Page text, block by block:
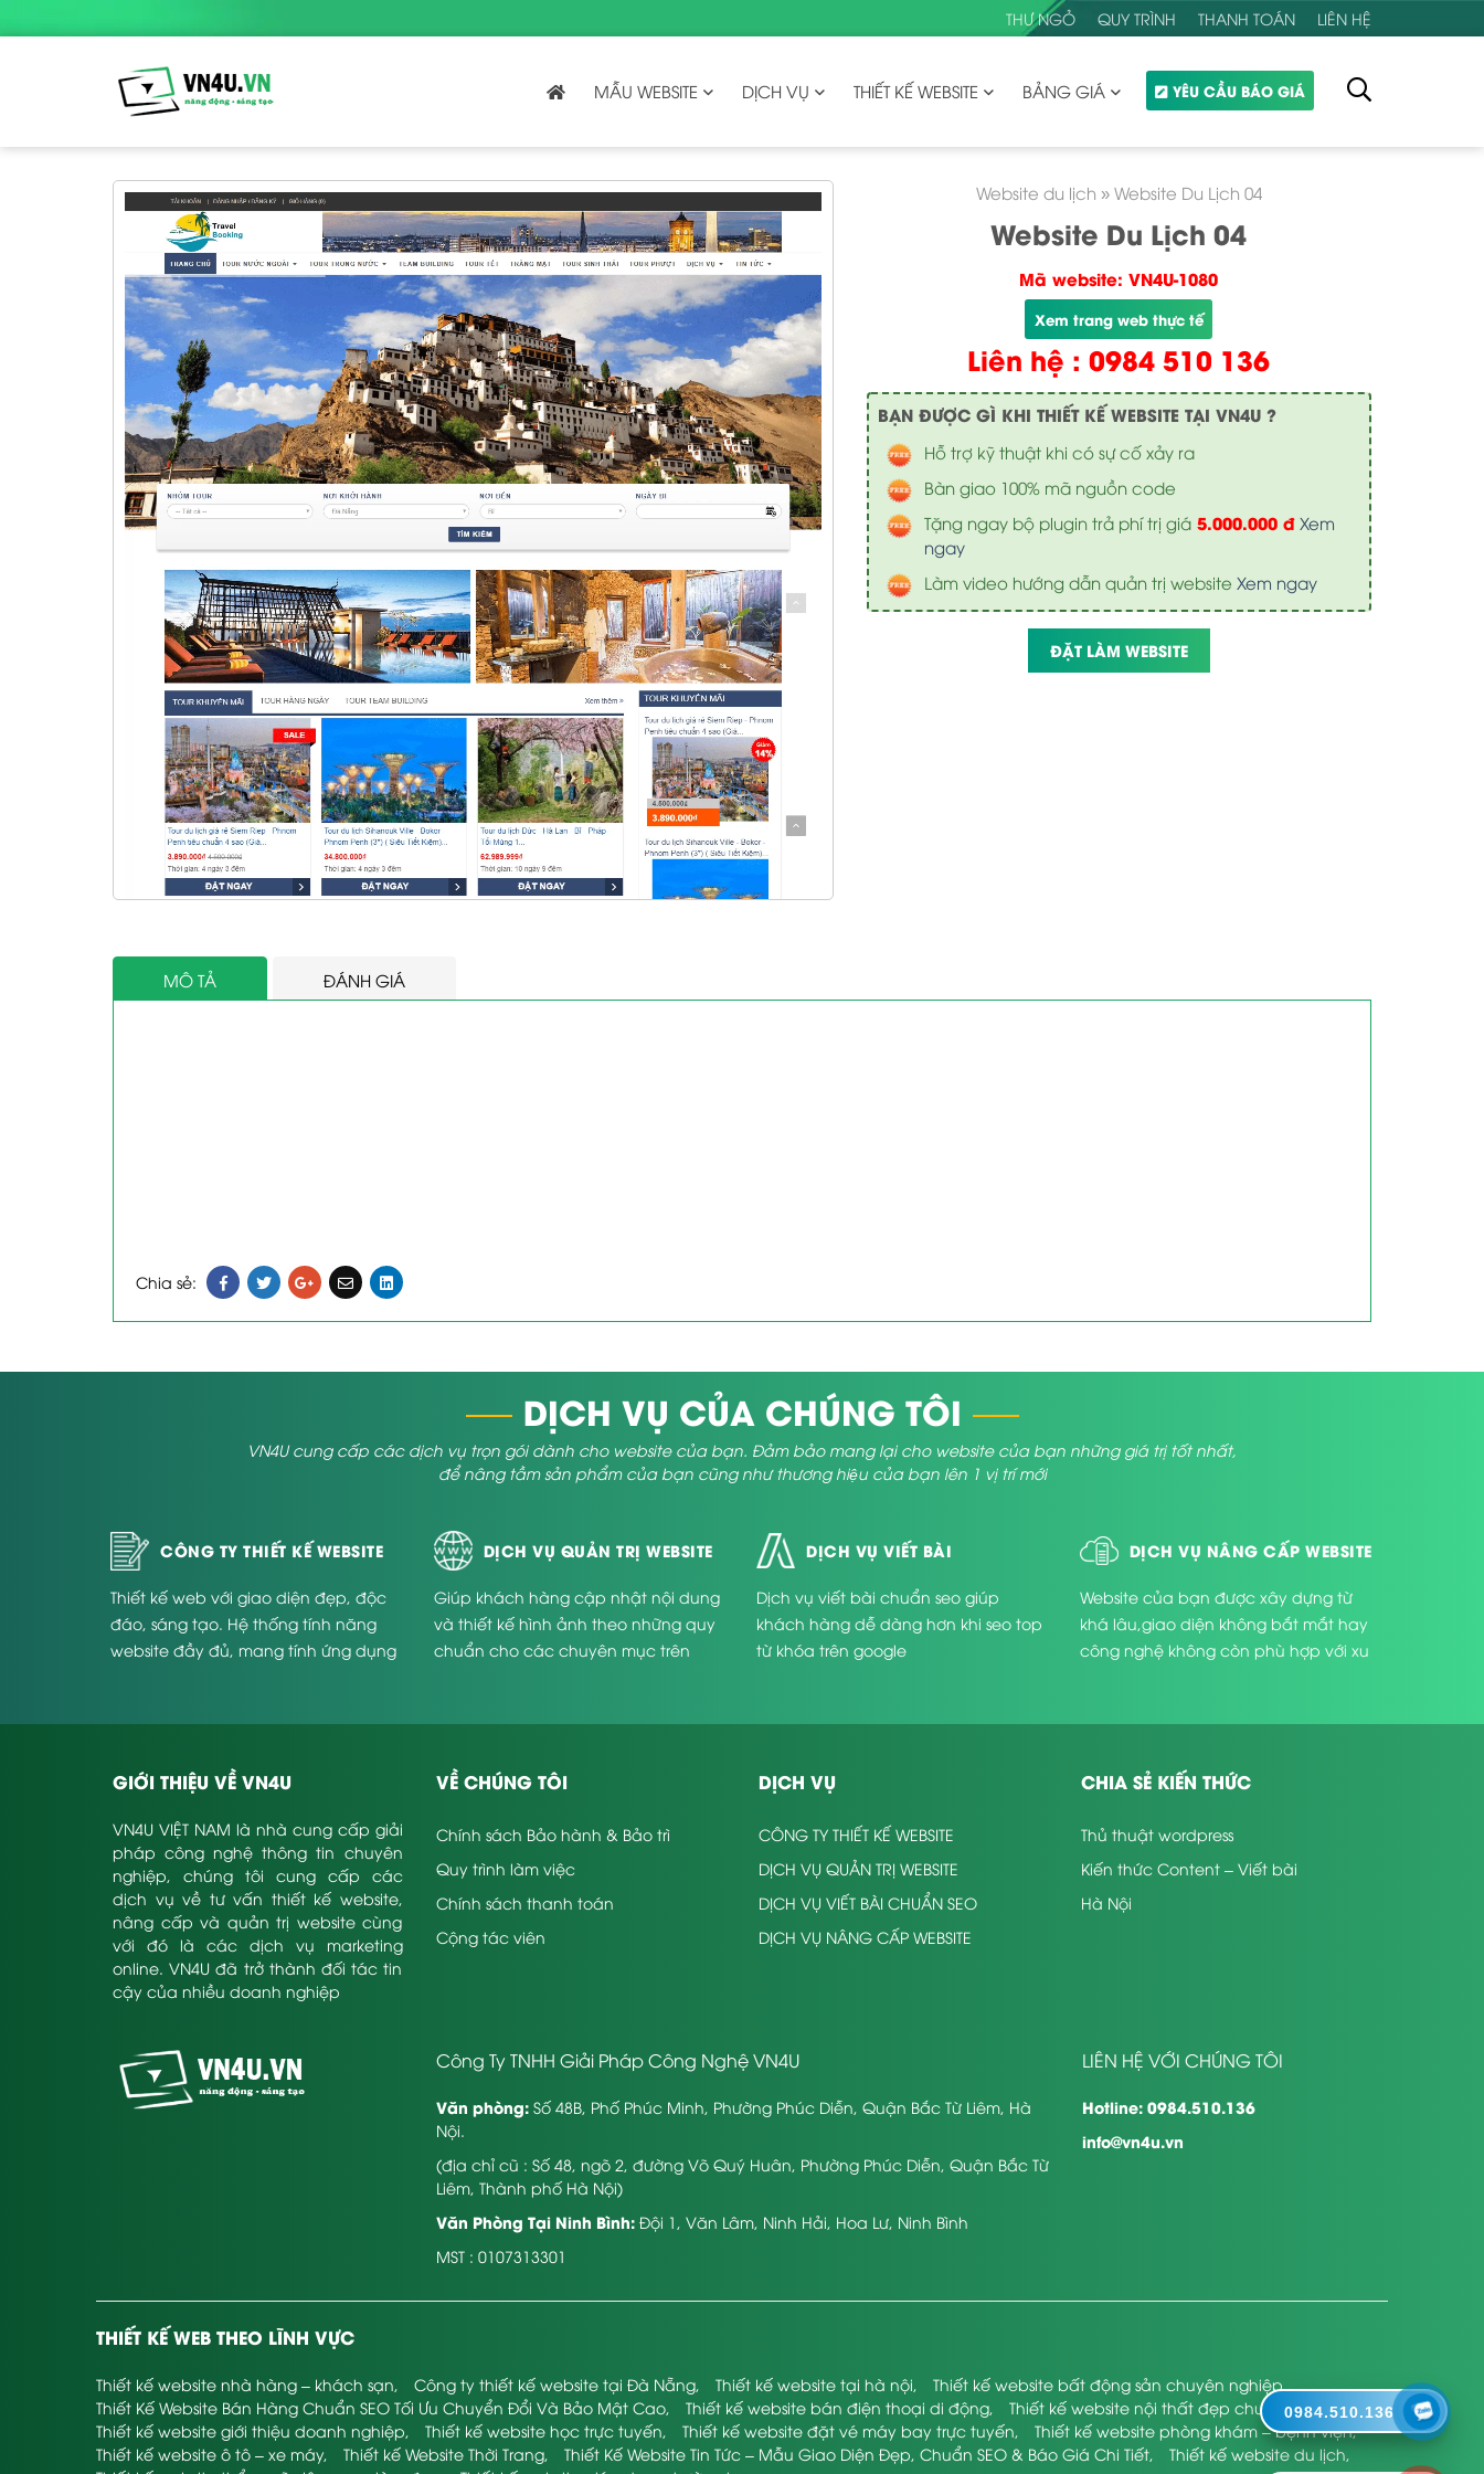
THƯ NGỎ QUY TRÌNH THANH TOÁN LIÊN HỆ
MẪU WEBSITE DỊCH VỤ THIẾT KẾ WEBSITE BẢNG GIÁ YÊU CẦU BÁO GIÁ
Website du lịch » Website Du Lịch 04
Website Du Lịch 04
Mã website: VN4U-1080
Xem trang web thực tế
Liên hệ : 0984 510 136
BẠN ĐƯỢC GÌ KHI THIẾT KẾ WEBSITE TẠI VN4U ?
Hỗ trợ kỹ thuật khi có sự cố xảy ra
Bàn giao 100% mã nguồn code
Tặng ngay bộ plugin trả phí trị giá5.000.000 đ Xem
ngay
Làm video hướng dẫn quản trị website Xem ngay
ĐẶT LÀM WEBSITE
MÔ TẢ ĐÁNH GIÁ
Chia sẻ:
DỊCH VỤ CỦA CHÚNG TÔI
VN4U cung cấp các dịch vụ trọn gói dành cho website của bạn. Đảm bảo mang lại cho website của bạn những giá trị tốt nhất,
để nâng tầm sản phẩm của bạn cũng như thương hiệu của bạn lên 1 vị trí mới
CÔNG TY THIẾT KẾ WEBSITE
Thiết kế web với giao diện đẹp, độc
đáo, sáng tạo. Hệ thống tính năng
website đầy đủ, mang tính ứng dụng
DỊCH VỤ QUẢN TRỊ WEBSITE
Giúp khách hàng cập nhật nội dung
và thiết kế hình ảnh theo những quy
chuẩn cho các chuyên mục trên
DỊCH VỤ VIẾT BÀI
Dịch vụ viết bài chuẩn seo giúp
khách hàng dễ dàng hơn khi seo top
từ khóa trên google
DỊCH VỤ NÂNG CẤP WEBSITE
Website của bạn được xây dựng từ
khá lâu,giao diện không bắt mắt hay
công nghệ không còn phù hợp với xu
GIỚI THIỆU VỀ VN4U
VN4U VIỆT NAM là nhà cung cấp giải
pháp công nghệ thông tin chuyên
nghiệp, chúng tôi cung cấp các
dịch vụ về tư vấn thiết kế website,
nâng cấp và quản trị website cùng
với đó là các dịch vụ marketing
online. VN4U đã trở thành đối tác tin
cậy của nhiều doanh nghiệp
VỀ CHÚNG TÔI
Chính sách Bảo hành & Bảo trì
Quy trình làm việc
Chính sách thanh toán
Cộng tác viên
DỊCH VỤ
CÔNG TY THIẾT KẾ WEBSITE
DỊCH VỤ QUẢN TRỊ WEBSITE
DỊCH VỤ VIẾT BÀI CHUẨN SEO
DỊCH VỤ NÂNG CẤP WEBSITE
CHIA SẺ KIẾN THỨC
Thủ thuật wordpress
Kiến thức Content – Viết bài
Hà Nội
Công Ty TNHH Giải Pháp Công Nghệ VN4U
Văn phòng:Số 48B, Phố Phúc Minh, Phường Phúc Diễn, Quận Bắc Từ Liêm, Hà
Nội.
(địa chỉ cũ : Số 48, ngõ 2, đường Võ Quý Huân, Phường Phúc Diễn, Quận Bắc Từ
Liêm, Thành phố Hà Nội)
Văn Phòng Tại Ninh Bình:Đội 1, Văn Lâm, Ninh Hải, Hoa Lư, Ninh Bình
MST : 0107313301
LIÊN HỆ VỚI CHÚNG TÔI
Hotline: 0984.510.136
info@vn4u.vn
THIẾT KẾ WEB THEO LĨNH VỰC
Thiết kế website nhà hàng – khách sạn, Công ty thiết kế website tại Đà Nẵng, Thiết kế website tại hà nội, Thiết kế website bất động sản chuyên nghiệp,
Thiết Kế Website Bán Hàng Chuẩn SEO Tối Ưu Chuyển Đổi Và Bảo Mật Cao, Thiết kế website bán điện thoại di động, Thiết kế website nội thất đẹp chuyên nghiệp,
Thiết kế website giới thiệu doanh nghiệp, Thiết kế website học trực tuyến, Thiết kế website đặt vé máy bay trực tuyến, Thiết kế website phòng khám – bệnh viện,
Thiết kế website ô tô – xe máy, Thiết kế Website Thời Trang, Thiết Kế Website Tin Tức – Mẫu Giao Diện Đẹp, Chuẩn SEO & Báo Giá Chi Tiết, Thiết kế website du lịch,
0984.510.136